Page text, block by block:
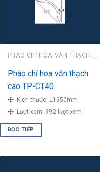
PHÀO CHỈ HOA VĂN THẠCH CAO
Phào chỉ hoa văn thạch
cao TP-CT40
Kích thước: L1950mm
Lượt xem: 992 lượt xem
ĐỌC TIẾP